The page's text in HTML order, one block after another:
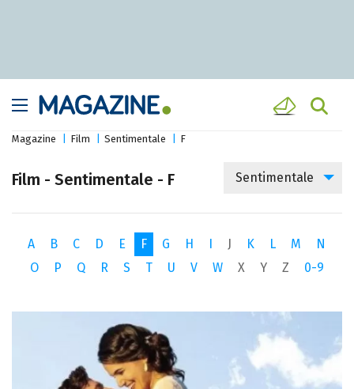
Magazine Film Sentimentale F
Film - Sentimentale - F Sentimentale
A B C D E F G H J K L M
N
O
P Q R S T U V W X Y Z 0-9